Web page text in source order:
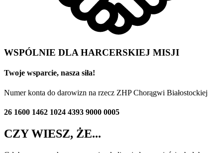
WSPÓLNIE DLA HARCERSKIEJ MISJI
Twoje wsparcie, nasza siła!
Numer konta do darowizn na rzecz ZHP Chorągwi Białostockiej
26 1600 1462 1024 4393 9000 0005
CZY WIESZ, ŻE...